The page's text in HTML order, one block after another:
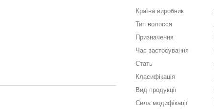
Країна виробник
Тип волосся
Призначення
Час застосування
Стать
Класифікація
Вид продукції
Сила модифікації